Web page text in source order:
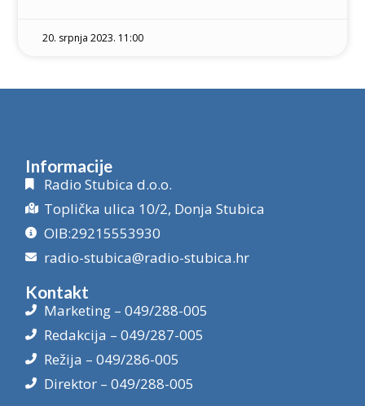
20. srpnja 2023. 11:00
Informacije
Radio Stubica d.o.o.
Toplička ulica 10/2, Donja Stubica
OIB:29215553930
radio-stubica@radio-stubica.hr
Kontakt
Marketing – 049/288-005
Redakcija – 049/287-005
Režija – 049/286-005
Direktor – 049/288-005